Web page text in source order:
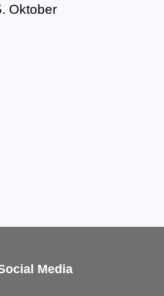
Oktober
Media